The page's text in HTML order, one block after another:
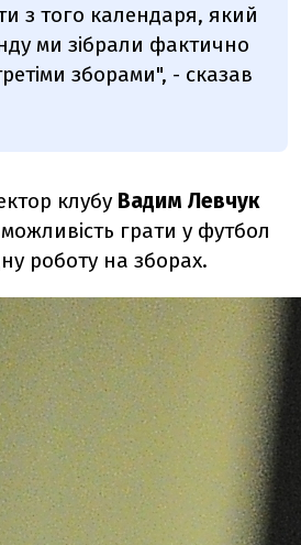
з того календаря, який
ми зібрали фактично
зборами", - сказав
клубу Вадим Левчук
грати у футбол
роботу на зборах.